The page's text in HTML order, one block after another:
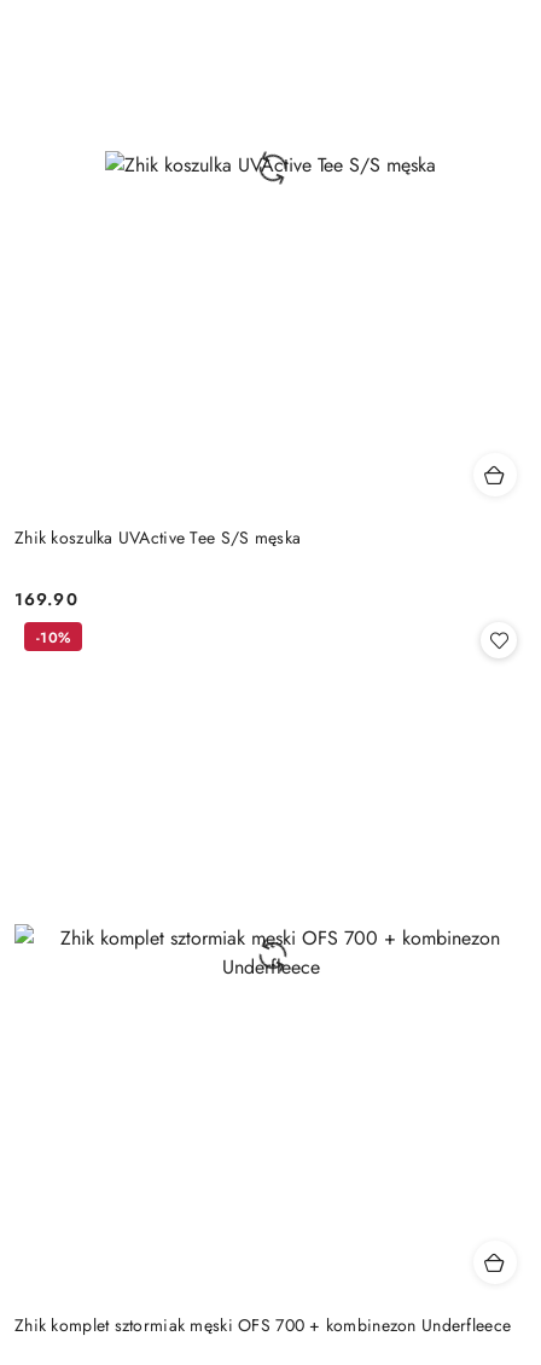
Zhik koszulka UVActive Tee S/S męska
Cena:
169.90
Zhik komplet sztormiak męski OFS 700 + kombinezon Underfleece
-10%